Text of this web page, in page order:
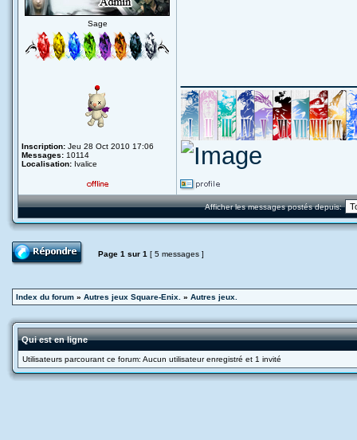
Sage
Inscription: Jeu 28 Oct 2010 17:06
Messages: 10114
Localisation: Ivalice
Afficher les messages postés depuis:
Page 1 sur 1 [ 5 messages ]
Index du forum » Autres jeux Square-Enix. » Autres jeux.
Qui est en ligne
Utilisateurs parcourant ce forum: Aucun utilisateur enregistré et 1 invité